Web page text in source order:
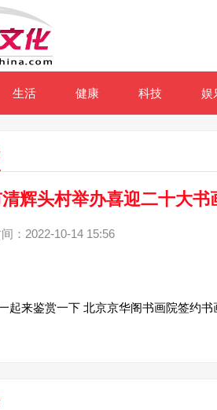
生活 健康 科技 娱
辉头村举办喜迎二十大书
：2022-10-14 15:56
起来鉴赏一下 北京京华阁书画院签约书